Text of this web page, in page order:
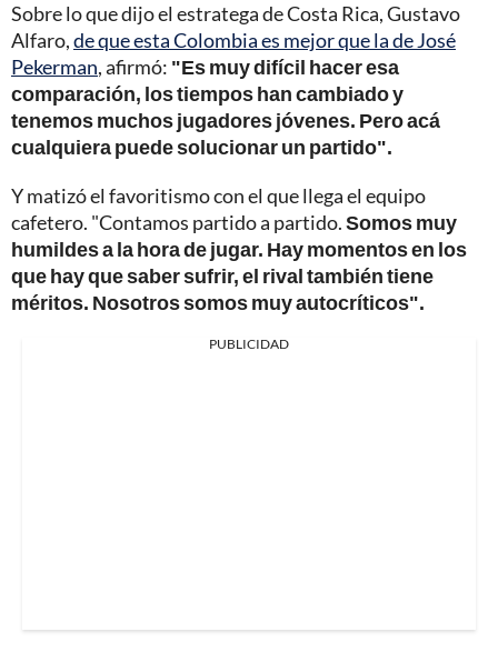
Sobre lo que dijo el estratega de Costa Rica, Gustavo
Alfaro,de que esta Colombia es mejor que la de José
Pekerman, afirmó: "Es muy difícil hacer esa
comparación, los tiempos han cambiado y
tenemos muchos jugadores jóvenes. Pero acá
cualquiera puede solucionar un partido".
Y matizó el favoritismo con el que llega el equipo
cafetero. "Contamos partido a partido.Somos muy
humildes a la hora de jugar. Hay momentos en los
que hay que saber sufrir, el rival también tiene
méritos. Nosotros somos muy autocríticos".
PUBLICIDAD